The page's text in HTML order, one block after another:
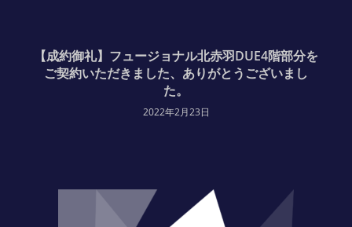
【成約御礼】フュージョナル北赤羽DUE4階部分を
ご契約いただきました、ありがとうございまし
た。
2022年2月23日